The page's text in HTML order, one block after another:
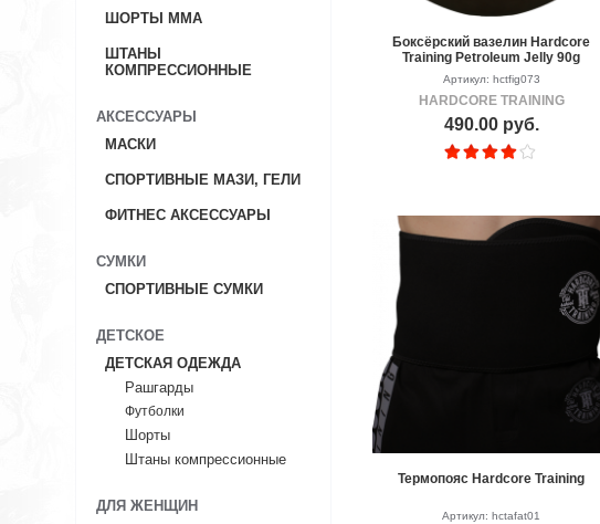
ШОРТЫ ММА
ШТАНЫ
КОМПРЕССИОННЫЕ
АКСЕССУАРЫ
МАСКИ
СПОРТИВНЫЕ МАЗИ, ГЕЛИ
ФИТНЕС АКСЕССУАРЫ
СУМКИ
СПОРТИВНЫЕ СУМКИ
ДЕТСКОЕ
ДЕТСКАЯ ОДЕЖДА
Рашгарды
Футболки
Шорты
Штаны компрессионные
ДЛЯ ЖЕНЩИН
Боксёрский вазелин Hardcore
Training Petroleum Jelly 90g
Артикул: hctfig073
HARDCORE TRAINING
490.00 руб.
Термопояс Hardcore Training
Артикул: hctafat01